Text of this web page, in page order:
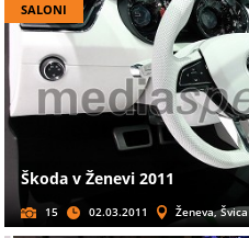
SALONI
Škoda v Ženevi 2011
15 02.03.2011 Ženeva, Švica